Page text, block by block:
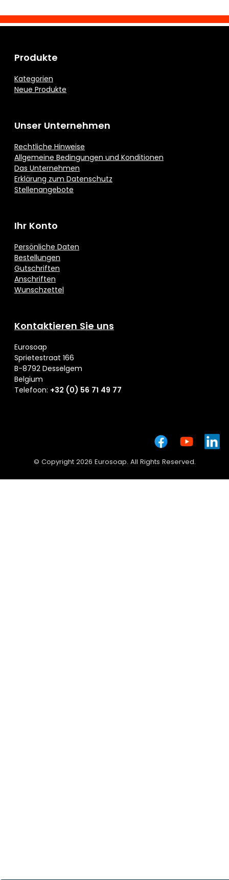
Produkte
Kategorien
Neue Produkte
Unser Unternehmen
Rechtliche Hinweise
Allgemeine Bedingungen und Konditionen
Das Unternehmen
Erklärung zum Datenschutz
Stellenangebote
Ihr Konto
Persönliche Daten
Bestellungen
Gutschriften
Anschriften
Wunschzettel
Kontaktieren Sie uns
Eurosoap
Sprietestraat 166
B-8792 Desselgem
Belgium
Telefoon: +32 (0) 56 71 49 77
© Copyright 2026 Eurosoap. All Rights Reserved.